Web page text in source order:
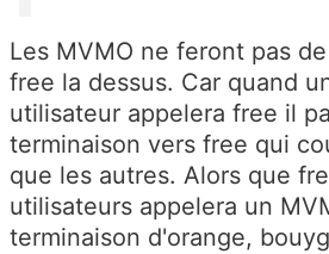
Les MVMO ne feront pas
free la dessus. Car quand
utilisateur appelera free il
terminaison vers free qui
que les autres. Alors que
utilisateurs appelera un
terminaison d'orange,